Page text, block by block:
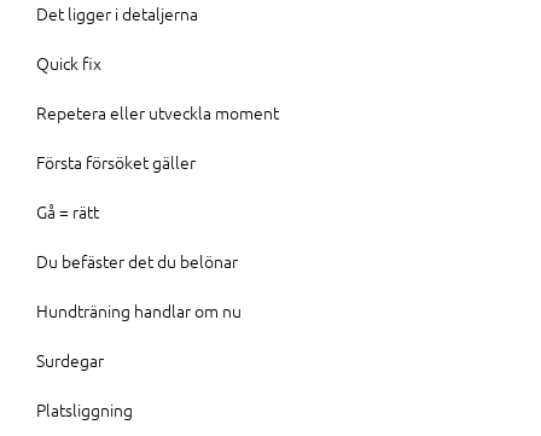
Det ligger i detaljerna
Quick fix
Repetera eller utveckla moment
Första försöket gäller
Gå = rätt
Du befäster det du belönar
Hundträning handlar om nu
Surdegar
Platsliggning